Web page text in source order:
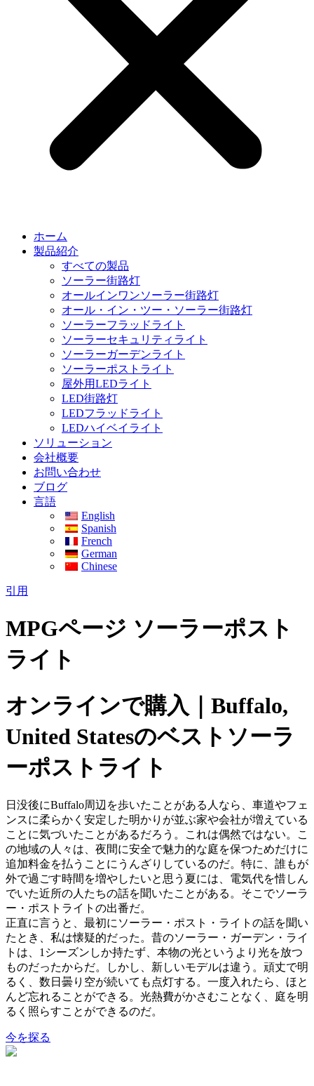
ホーム
製品紹介
すべての製品
ソーラー街路灯
オールインワンソーラー街路灯
オール・イン・ツー・ソーラー街路灯
ソーラーフラッドライト
ソーラーセキュリティライト
ソーラーガーデンライト
ソーラーポストライト
屋外用LEDライト
LED街路灯
LEDフラッドライト
LEDハイベイライト
ソリューション
会社概要
お問い合わせ
ブログ
言語
English
Spanish
French
German
Chinese
引用
MPGページ ソーラーポスト
ライト
オンラインで購入｜Buffalo,
United Statesのベストソーラ
ーポストライト
日没後にBuffalo周辺を歩いたことがある人なら、車道やフェ
ンスに柔らかく安定した明かりが並ぶ家や会社が増えている
ことに気づいたことがあるだろう。これは偶然ではない。こ
の地域の人々は、夜間に安全で魅力的な庭を保つためだけに
追加料金を払うことにうんざりしているのだ。特に、誰もが
外で過ごす時間を増やしたいと思う夏には、電気代を惜しん
でいた近所の人たちの話を聞いたことがある。そこでソーラ
ー・ポストライトの出番だ。
正直に言うと、最初にソーラー・ポスト・ライトの話を聞い
たとき、私は懐疑的だった。昔のソーラー・ガーデン・ライ
トは、1シーズンしか持たず、本物の光というより光を放つ
ものだったからだ。しかし、新しいモデルは違う。頑丈で明
るく、数日曇り空が続いても点灯する。一度入れたら、ほと
んど忘れることができる。光熱費がかさむことなく、庭を明
るく照らすことができるのだ。
今を探る